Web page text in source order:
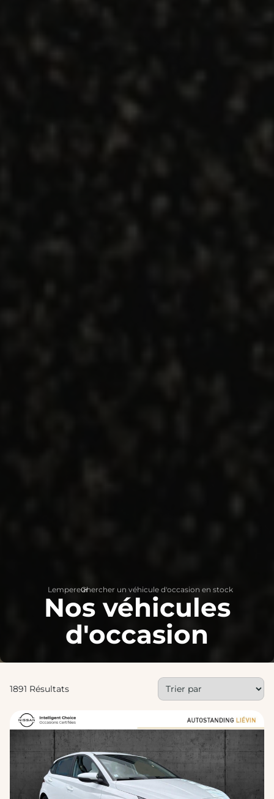
Lempereur
>
Chercher un véhicule d'occasion en stock
Nos véhicules
d'occasion
1891 Résultats